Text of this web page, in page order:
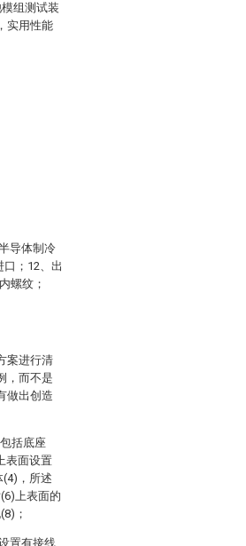
组测试装
实用性能
导体制冷
；12、出
螺纹；
案进行清
，而不是
做出创造
括底座
表面设置
，所述
上表面的
；
置有接线